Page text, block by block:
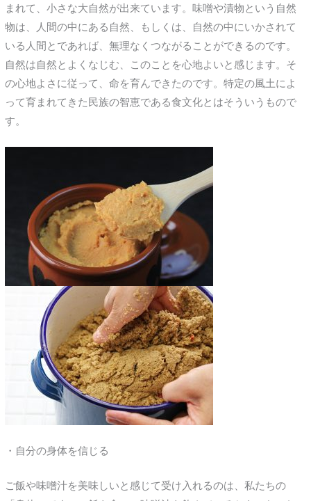
まれて、小さな大自然が出来ています。味噌や漬物という自然
物は、人間の中にある自然、もしくは、自然の中にいかされて
いる人間とであれば、無理なくつながることができるのです。
自然は自然とよくなじむ、このことを心地よいと感じます。そ
の心地よさに従って、命を育んできたのです。特定の風土によ
って育まれてきた民族の智恵である食文化とはそういうもので
す。
・自分の身体を信じる
ご飯や味噌汁を美味しいと感じて受け入れるのは、私たちの